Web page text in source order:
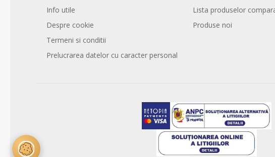
Info utile
Despre cookie
Termeni si conditii
Prelucrarea datelor cu caracter personal
Lista produselor
Produse noi